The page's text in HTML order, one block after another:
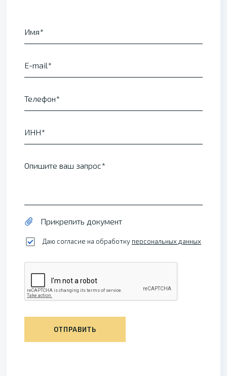
Имя
E-mail
Телефон
ИНН
Опишите ваш запрос
Прикрепить документ
Даю согласие на обработку персональных данных
ОТПРАВИТЬ